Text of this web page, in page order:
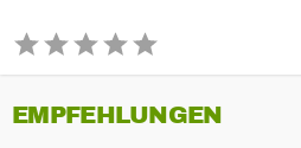
EMPFEHLUNGEN